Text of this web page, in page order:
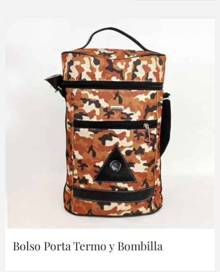
Bolso Porta Termo y Bombilla